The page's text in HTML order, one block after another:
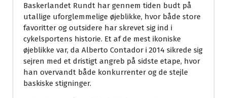
Baskerlandet Rundt har gennem tiden budt på
utallige uforglemmelige øjeblikke, hvor både store
favoritter og outsidere har skrevet sig ind i
cykelsportens historie. Et af de mest ikoniske
øjeblikke var, da Alberto Contador i 2014 sikrede sig
sejren med et dristigt angreb på sidste etape, hvor
han overvandt både konkurrenter og de stejle
baskiske stigninger.